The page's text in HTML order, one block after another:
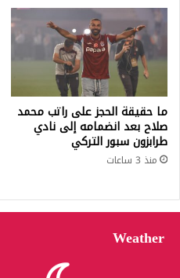
ما حقيقة الحجز على راتب محمد
صلاح بعد انضمامه إلى نادي
طرابزون سبور التركي
منذ 3 ساعات
Weather